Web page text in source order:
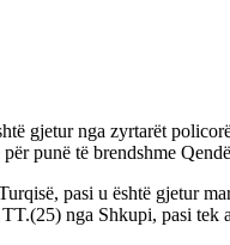
gjetur nga zyrtarët
punë të brendshme
pasi u është gjetur
nga Shkupi, pasi tek